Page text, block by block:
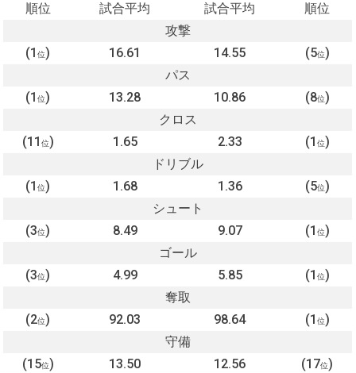
順位 試合平均 試合平均
順位
攻撃
(1位) 16.61 14.55 (5位)
パス
(1位) 13.28 10.86 (8位)
クロス
(11 位) 1.65 2.33 (1 位)
ドリブル
(1位) 1.68 1.36 (5位)
シュート
(3位) 8.49 9.07 (1 位)
ゴール
(3位) 4.99 5.85 (1 位)
奪取
(2位) 92.03 98.64 (1 位)
守備
(15位) 13.50 12.56 (17位)